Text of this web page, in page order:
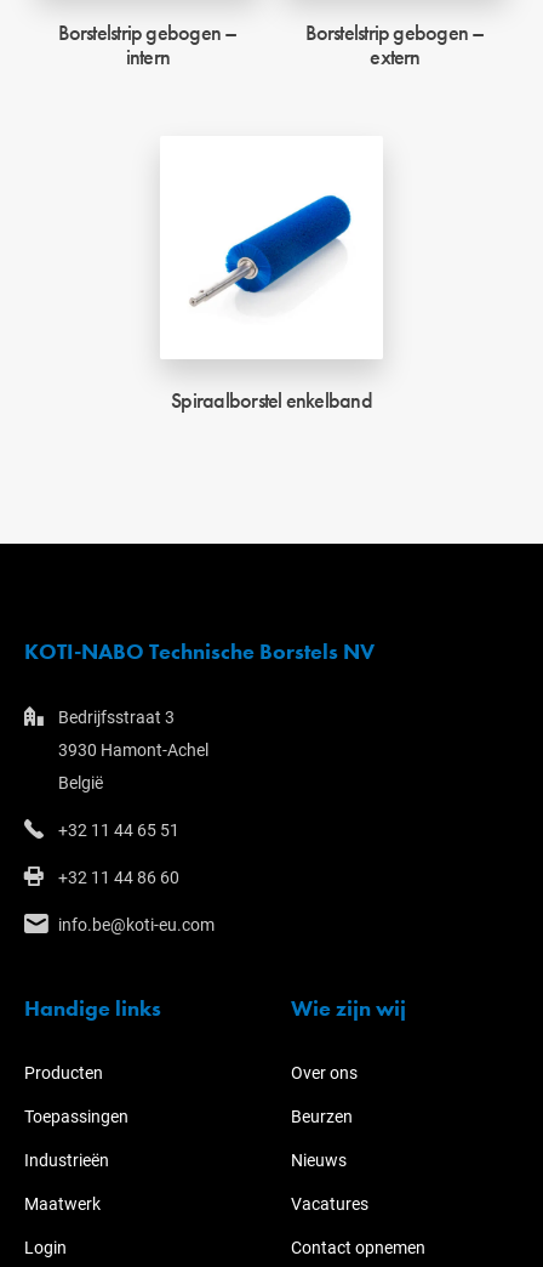
Borstelstrip gebogen –
intern
Borstelstrip gebogen –
extern
Spiraalborstel enkelband
KOTI-NABO Technische Borstels NV
Bedrijfsstraat 3
3930 Hamont-Achel
België
+32 11 44 65 51
+32 11 44 86 60
info.be@koti-eu.com
Handige links
Producten
Toepassingen
Industrieën
Maatwerk
Login
Wie zijn wij
Over ons
Beurzen
Nieuws
Vacatures
Contact opnemen